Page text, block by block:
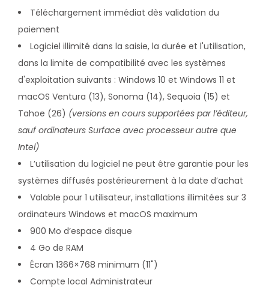
Téléchargement immédiat dès validation du
paiement
Logiciel illimité dans la saisie, la durée et l'utilisation,
dans la limite de compatibilité avec les systèmes
d'exploitation suivants : Windows 10 et Windows 11 et
macOS Ventura (13), Sonoma (14), Sequoia (15) et
Tahoe (26) (versions en cours supportées par l’éditeur,
sauf ordinateurs Surface avec processeur autre que
Intel)
L’utilisation du logiciel ne peut être garantie pour les
systèmes diffusés postérieurement à la date d’achat
Valable pour 1 utilisateur, installations illimitées sur 3
ordinateurs Windows et macOS maximum
900 Mo d’espace disque
4 Go de RAM
Écran 1366×768 minimum (11")
Compte local Administrateur